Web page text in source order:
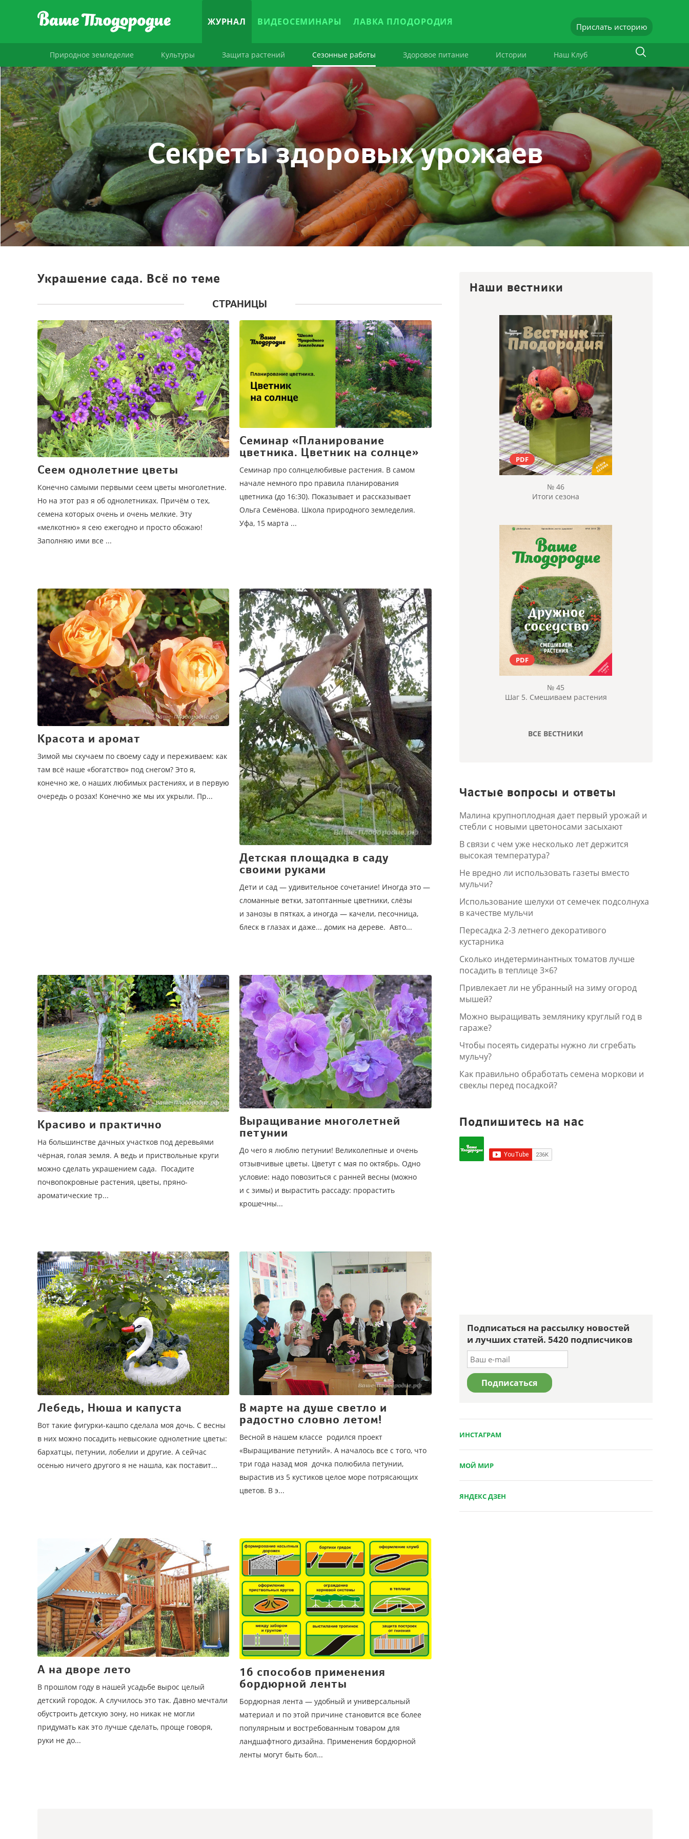
ЖУРНАЛ ВИДЕОСЕМИНАРЫ ЛАВКА ПЛОДОРОДИЯ Прислать историю
Природное земледелие Культуры Защита растений Сезонные работы Здоровое питание Истории Наш Клуб
Секреты здоровых урожаев
Украшение сада. Всё по теме
СТРАНИЦЫ
Сеем однолетние цветы
Конечно самыми первыми сеем цветы многолетние.
Но на этот раз я об однолетниках. Причём о тех,
семена которых очень и очень мелкие. Эту
«мелкотню» я сею ежегодно и просто обожаю!
Заполняю ими все ...
Семинар «Планирование
цветника. Цветник на солнце»
Семинар про солнцелюбивые растения. В самом
начале немного про правила планирования
цветника (до 16:30). Показывает и рассказывает
Ольга Семёнова. Школа природного земледелия.
Уфа, 15 марта ...
Красота и аромат
Зимой мы скучаем по своему саду и переживаем: как
там всё наше «богатство» под снегом? Это я,
конечно же, о наших любимых растениях, и в первую
очередь о розах! Конечно же мы их укрыли. Пр...
Детская площадка в саду
своими руками
Дети и сад — удивительное сочетание! Иногда это —
сломанные ветки, затоптанные цветники, слёзы
и занозы в пятках, а иногда — качели, песочница,
блеск в глазах и даже... домик на дереве. Авто...
Красиво и практично
На большинстве дачных участков под деревьями
чёрная, голая земля. А ведь и приствольные круги
можно сделать украшением сада. Посадите
почвопокровные растения, цветы, пряно-
ароматические тр...
Выращивание многолетней
петунии
До чего я люблю петунии! Великолепные и очень
отзывчивые цветы. Цветут с мая по октябрь. Одно
условие: надо повозиться с ранней весны (можно
и с зимы) и вырастить рассаду: прорастить
крошечны...
Лебедь, Нюша и капуста
Вот такие фигурки-кашпо сделала моя дочь. С весны
в них можно посадить невысокие однолетние цветы:
бархатцы, петунии, лобелии и другие. А сейчас
осенью ничего другого я не нашла, как поставит...
В марте на душе светло и
радостно словно летом!
Весной в нашем классе родился проект
«Выращивание петуний». А началось все с того, что
три года назад моя дочка полюбила петунии,
вырастив из 5 кустиков целое море потрясающих
цветов. В э...
А на дворе лето
В прошлом году в нашей усадьбе вырос целый
детский городок. А случилось это так. Давно мечтали
обустроить детскую зону, но никак не могли
придумать как это лучше сделать, проще говоря,
руки не до...
16 способов применения
бордюрной ленты
Бордюрная лента — удобный и универсальный
материал и по этой причине становится все более
популярным и востребованным товаром для
ландшафтного дизайна. Применения бордюрной
ленты могут быть бол...
Наши вестники
PDF
№ 46
Итоги сезона
PDF
№ 45
Шаг 5. Смешиваем растения
ВСЕ ВЕСТНИКИ
Частые вопросы и ответы
Малина крупноплодная дает первый урожай и
стебли с новыми цветоносами засыхают
В связи с чем уже несколько лет держится
высокая температура?
Не вредно ли использовать газеты вместо
мульчи?
Использование шелухи от семечек подсолнуха
в качестве мульчи
Пересадка 2-3 летнего декоративого
кустарника
Сколько индетерминантных томатов лучше
посадить в теплице 3×6?
Привлекает ли не убранный на зиму огород
мышей?
Можно выращивать землянику круглый год в
гараже?
Чтобы посеять сидераты нужно ли сгребать
мульчу?
Как правильно обработать семена моркови и
свеклы перед посадкой?
Подпишитесь на нас
Подписаться на рассылку новостей
и лучших статей. 5420 подписчиков
ИНСТАГРАМ
МОЙ МИР
ЯНДЕКС ДЗЕН